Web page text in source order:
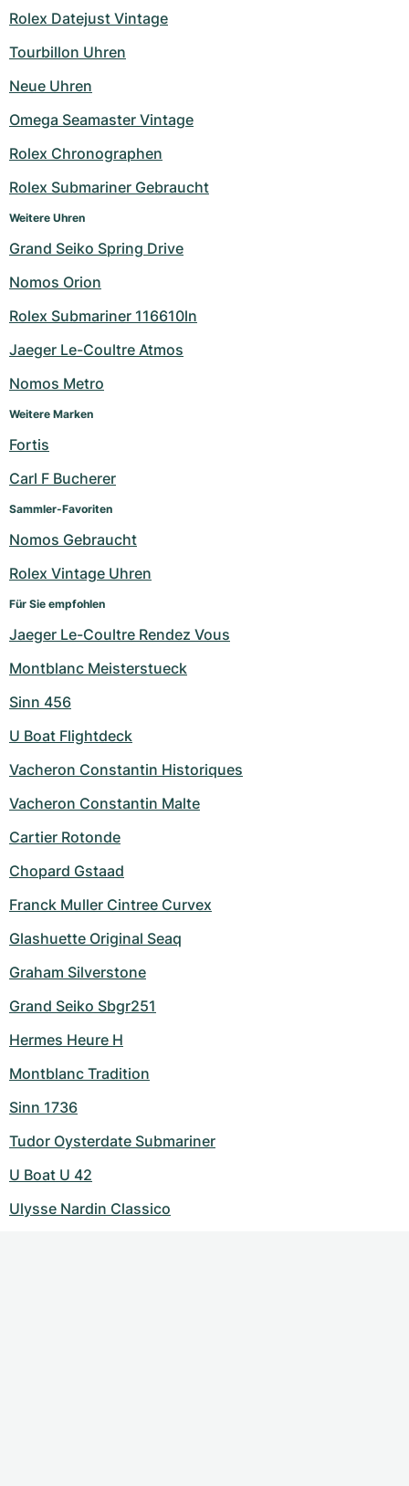
Rolex Datejust Vintage
Tourbillon Uhren
Neue Uhren
Omega Seamaster Vintage
Rolex Chronographen
Rolex Submariner Gebraucht
Weitere Uhren
Grand Seiko Spring Drive
Nomos Orion
Rolex Submariner 116610ln
Jaeger Le-Coultre Atmos
Nomos Metro
Weitere Marken
Fortis
Carl F Bucherer
Sammler-Favoriten
Nomos Gebraucht
Rolex Vintage Uhren
Für Sie empfohlen
Jaeger Le-Coultre Rendez Vous
Montblanc Meisterstueck
Sinn 456
U Boat Flightdeck
Vacheron Constantin Historiques
Vacheron Constantin Malte
Cartier Rotonde
Chopard Gstaad
Franck Muller Cintree Curvex
Glashuette Original Seaq
Graham Silverstone
Grand Seiko Sbgr251
Hermes Heure H
Montblanc Tradition
Sinn 1736
Tudor Oysterdate Submariner
U Boat U 42
Ulysse Nardin Classico